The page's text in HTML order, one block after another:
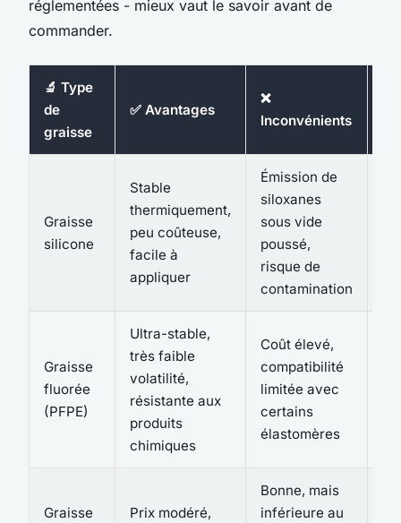
réglementées - mieux vaut le savoir avant de
commander.
🔬 Type
de
graisse
✅ Avantages
❌
Inconvénients
Graisse
silicone
Stable
thermiquement,
peu coûteuse,
facile à
appliquer
Émission de
siloxanes
sous vide
poussé,
risque de
contamination
Graisse
fluorée
(PFPE)
Ultra-stable,
très faible
volatilité,
résistante aux
produits
chimiques
Coût élevé,
compatibilité
limitée avec
certains
élastomères
Graisse
Prix modéré,
Bonne, mais
inférieure au